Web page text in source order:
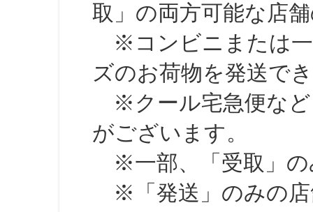
取」の両方可能な店
※コンビニまたは一
ズのお荷物を発送で
※クール宅急便など
がございます。
※一部、「受取」の
※「発送」のみの店